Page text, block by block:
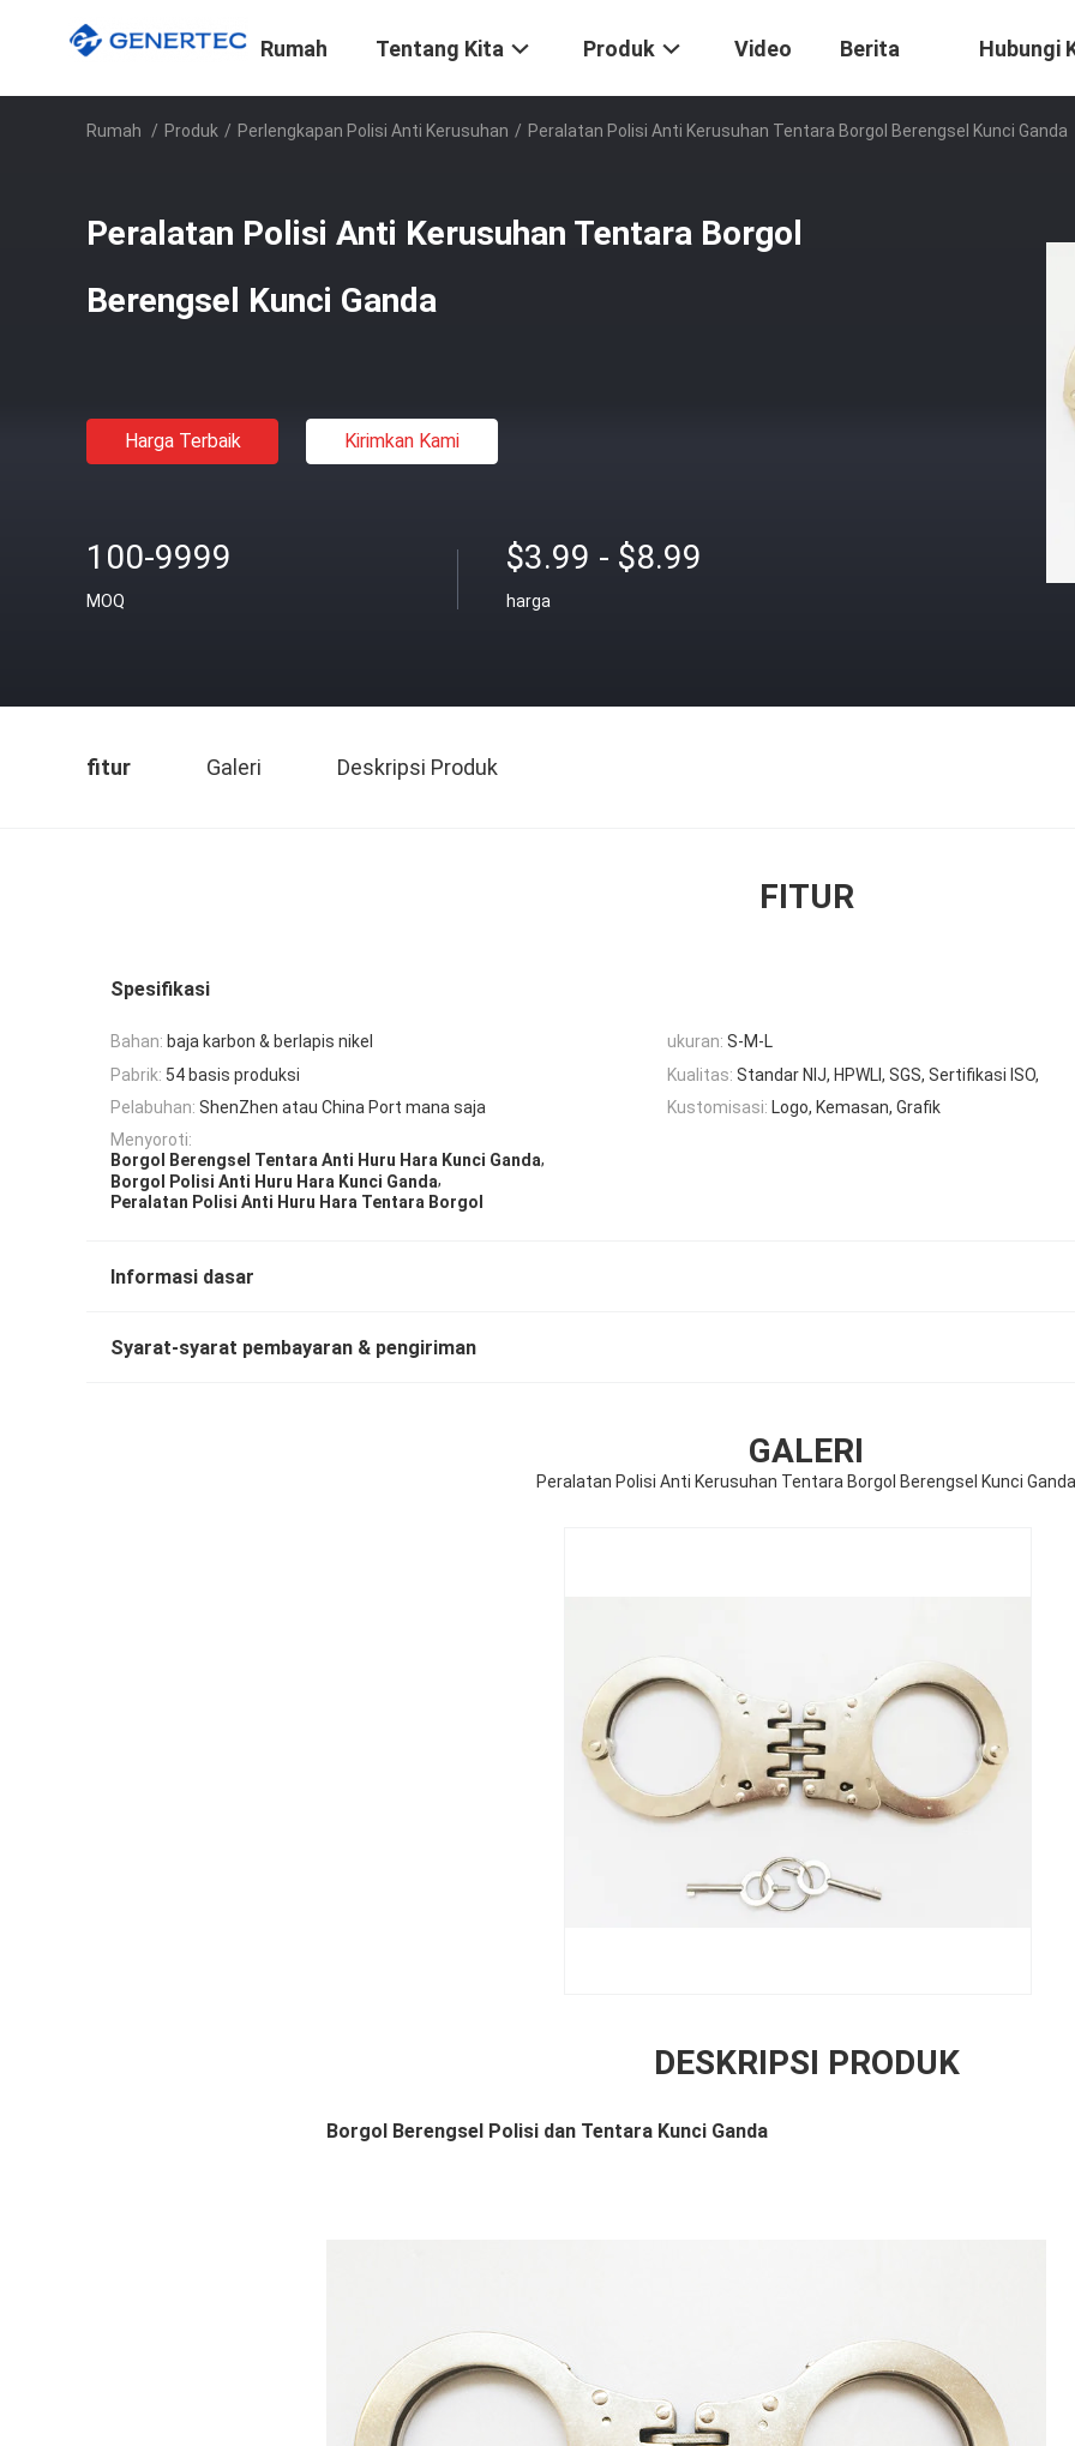
Rumah Tentang Kita Produk Video Berita Hubungi
Rumah / Produk / Perlengkapan Polisi Anti Kerusuhan / Peralatan Polisi Anti Kerusuhan Tentara Borgol Berengsel Kunci Ganda
Peralatan Polisi Anti Kerusuhan Tentara Borgol
Berengsel Kunci Ganda
Harga Terbaik Kirimkan Kami
100-9999
MOQ
$3.99 - $8.99
harga
fitur Galeri Deskripsi Produk
FITUR
Spesifikasi
Bahan: baja karbon & berlapis nikel ukuran: S-M-L
Pabrik: 54 basis produksi Kualitas: Standar NIJ, HPWLI, SGS, Sertifikasi ISO,
Pelabuhan: ShenZhen atau China Port mana saja Kustomisasi: Logo, Kemasan, Grafik
Menyoroti:
Borgol Berengsel Tentara Anti Huru Hara Kunci Ganda,
Borgol Polisi Anti Huru Hara Kunci Ganda,
Peralatan Polisi Anti Huru Hara Tentara Borgol
Informasi dasar
Syarat-syarat pembayaran & pengiriman
GALERI
Peralatan Polisi Anti Kerusuhan Tentara Borgol Berengsel Kunci Ganda
DESKRIPSI PRODUK
Borgol Berengsel Polisi dan Tentara Kunci Ganda